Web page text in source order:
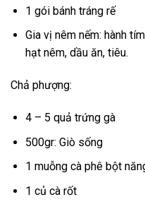
1 gói bánh tráng rế
Gia vị nêm nếm: hành
hạt nêm, dầu ăn, tiêu.
Chả phượng:
4 – 5 quả trứng gà
500gr: Giò sống
1 muỗng cà phê bột
1 củ cà rốt